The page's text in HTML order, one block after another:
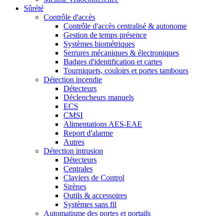
Sûrété
Contrôle d'accès
Contrôle d'accès centralisé & autonome
Gestion de temps présence
Systèmes biométriques
Serrures mécaniques & électroniques
Badges d'identification et cartes
Tourniquets, couloirs et portes tambours
Détection incendie
Détecteurs
Déclencheurs manuels
ECS
CMSI
Alimentations AES-EAE
Report d'alarme
Autres
Détection intrusion
Détecteurs
Centrales
Claviers de Control
Sirènes
Outils & accessoires
Systèmes sans fil
Automatisme des portes et portails